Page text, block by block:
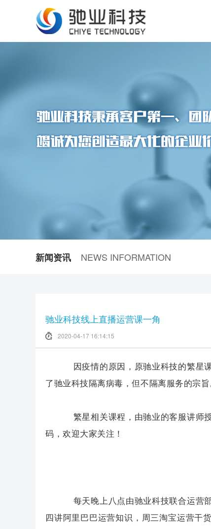
新闻资讯 NEWS INFORMATION
驰业科技线上直播运营课一角
2020-04-17 16:14:15
因疫情的原因，原驰业科技的繁星
了驰业科技隔离病毒，但不隔离服务的宗
繁星相关课程，由驰业的客服讲师
码，欢迎大家关注！
每天晚上八点由驰业科技联合运营
四讲阿里巴巴运营知识，周三淘宝运营干